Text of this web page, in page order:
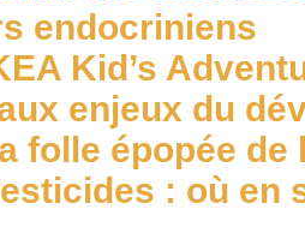
endocriniens
Kid’s
enjeux du
folle épopée de
: où en